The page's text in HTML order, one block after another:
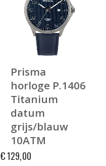
Prisma
horloge P.1406
Titanium
datum
grijs/blauw
10ATM
€129,00